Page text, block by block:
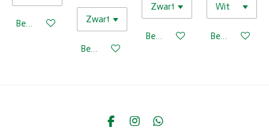
Bekijk details
Bekijk details
Bekijk details Bekijk details
F
I
W